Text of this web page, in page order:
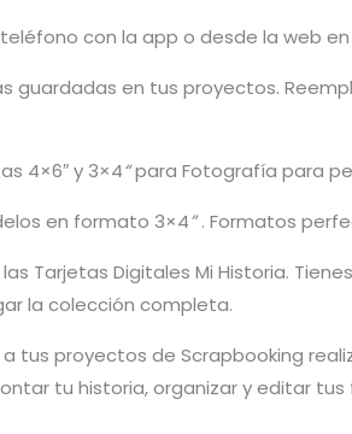
con la app o desde la web
guardadas en tus proyectos.
4×6″ y 3×4“para Fotografía para
en formato 3×4”. Formatos
Tarjetas Digitales Mi Historia.
la colección completa.
tus proyectos de Scrapbooking
tu historia, organizar y editar